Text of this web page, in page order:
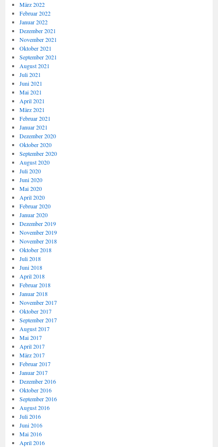
März 2022
Februar 2022
Januar 2022
Dezember 2021
November 2021
Oktober 2021
September 2021
August 2021
Juli 2021
Juni 2021
Mai 2021
April 2021
März 2021
Februar 2021
Januar 2021
Dezember 2020
Oktober 2020
September 2020
August 2020
Juli 2020
Juni 2020
Mai 2020
April 2020
Februar 2020
Januar 2020
Dezember 2019
November 2019
November 2018
Oktober 2018
Juli 2018
Juni 2018
April 2018
Februar 2018
Januar 2018
November 2017
Oktober 2017
September 2017
August 2017
Mai 2017
April 2017
März 2017
Februar 2017
Januar 2017
Dezember 2016
Oktober 2016
September 2016
August 2016
Juli 2016
Juni 2016
Mai 2016
April 2016